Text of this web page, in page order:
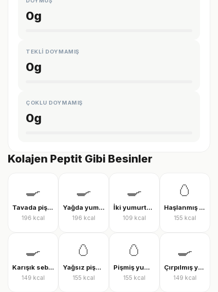
0g
TEKLİ DOYMAMIŞ
0g
ÇOKLU DOYMAMIŞ
0g
Kolajen Peptit Gibi Besinler
🍳
Tavada pişmiş yumurta
196 kcal
🍳
Yağda yumurta
196 kcal
🍳
İki yumurtalı menemen
109 kcal
🥚
Haşlanmış tam yumurta
155 kcal
🍳
Karışık sebzeli omlet
149 kcal
🥚
Yağsız pişmiş yumurta
155 kcal
🥚
Pişmiş yumurta
155 kcal
🍳
Çırpılmış yumurta
149 kcal